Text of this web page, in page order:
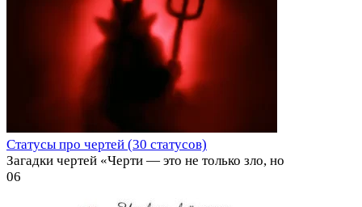
Статусы про чертей (30 статусов)
Загадки чертей «Черти — это не только зло, но
06